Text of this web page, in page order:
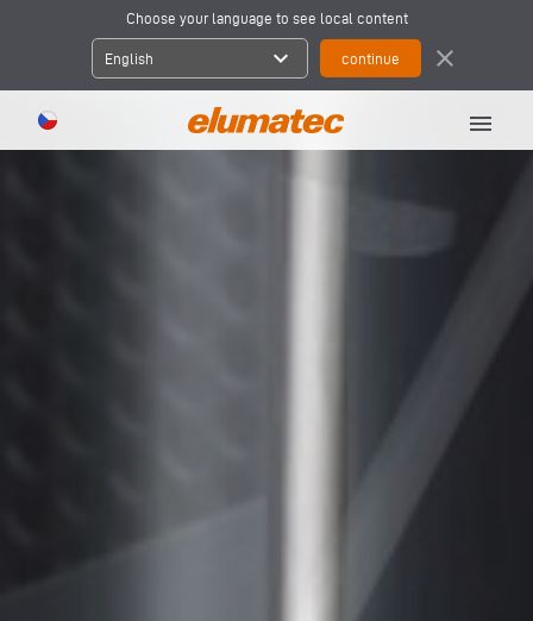
Choose your language to see local content
English expand_more close
menu